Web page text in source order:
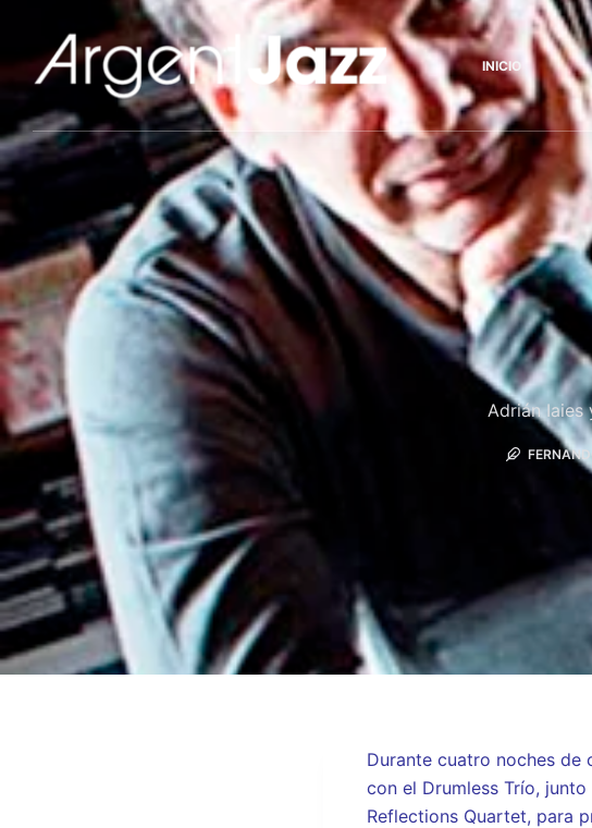
INICIO
Adrián Iaies
Durante cuatro noches de
con el Drumless Trío,
Reflections Quartet, para